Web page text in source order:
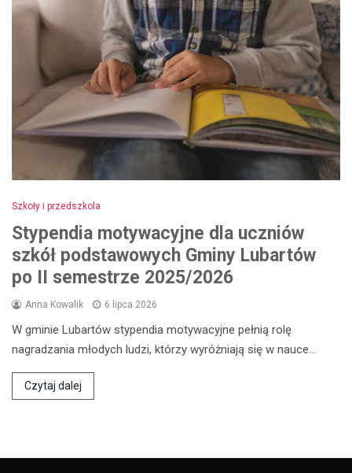
Szkoły i przedszkola
Stypendia motywacyjne dla uczniów
szkół podstawowych Gminy Lubartów
po II semestrze 2025/2026
Anna Kowalik 6 lipca 2026
W gminie Lubartów stypendia motywacyjne pełnią rolę
nagradzania młodych ludzi, którzy wyróżniają się w nauce…
Czytaj dalej